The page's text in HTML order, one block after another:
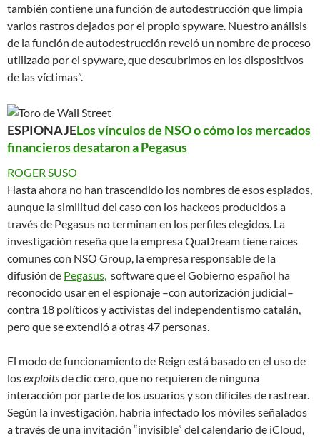
también contiene una función de autodestrucción que limpia
varios rastros dejados por el propio spyware. Nuestro análisis
de la función de autodestrucción reveló un nombre de proceso
utilizado por el spyware, que descubrimos en los dispositivos
de las víctimas”.
ESPIONAJELos vínculos de NSO o cómo los mercados
financieros desataron a Pegasus
ROGER SUSO
Hasta ahora no han trascendido los nombres de esos espiados,
aunque la similitud del caso con los hackeos producidos a
través de Pegasus no terminan en los perfiles elegidos. La
investigación reseña que la empresa QuaDream tiene raíces
comunes con NSO Group, la empresa responsable de la
difusión de Pegasus, software que el Gobierno español ha
reconocido usar en el espionaje –con autorización judicial–
contra 18 políticos y activistas del independentismo catalán,
pero que se extendió a otras 47 personas.
El modo de funcionamiento de Reign está basado en el uso de
losexploitsde clic cero, que no requieren de ninguna
interacción por parte de los usuarios y son difíciles de rastrear.
Según la investigación, habría infectado los móviles señalados
a través de una invitación “invisible” del calendario de iCloud,